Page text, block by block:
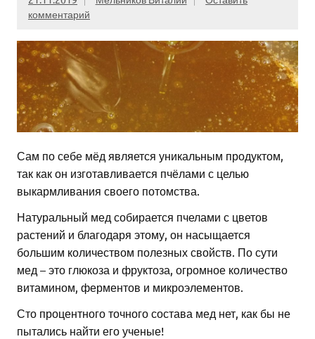
комментарий
Сам по себе мёд является уникальным продуктом,
так как он изготавливается пчёлами с целью
выкармливания своего потомства.
Натуральный мед собирается пчелами с цветов
растений и благодаря этому, он насыщается
большим количеством полезных свойств. По сути
мед – это глюкоза и фруктоза, огромное количество
витамином, ферментов и микроэлементов.
Сто процентного точного состава мед нет, как бы не
пытались найти его ученые!